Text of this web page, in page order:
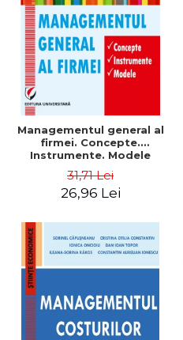
Managementul general al
firmei. Concepte.
Instrumente. Modele
31,71 Lei
26,96 Lei